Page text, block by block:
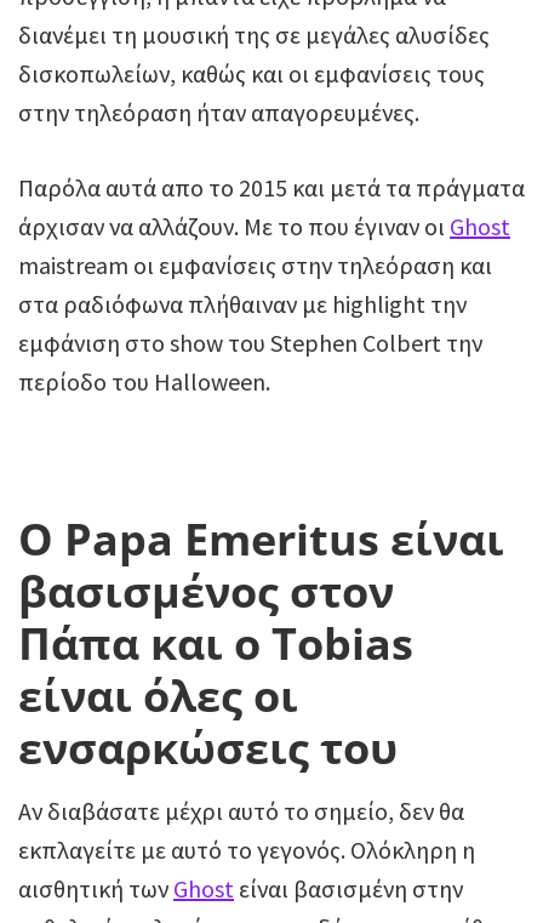
διανέμει τη μουσική της σε μεγάλες αλυσίδες
δισκοπωλείων, καθώς και οι εμφανίσεις τους
στην τηλεόραση ήταν απαγορευμένες.
Παρόλα αυτά απο το 2015 και μετά τα πράγματα
άρχισαν να αλλάζουν. Με το που έγιναν οι Ghost
maistream οι εμφανίσεις στην τηλεόραση και
στα ραδιόφωνα πλήθαιναν με highlight την
εμφάνιση στο show του Stephen Colbert την
περίοδο του Halloween.
O Papa Emeritus είναι
βασισμένος στον
Πάπα και ο Tobias
είναι όλες οι
ενσαρκώσεις του
Αν διαβάσατε μέχρι αυτό το σημείο, δεν θα
εκπλαγείτε με αυτό το γεγονός. Ολόκληρη η
αισθητική των Ghost είναι βασισμένη στην